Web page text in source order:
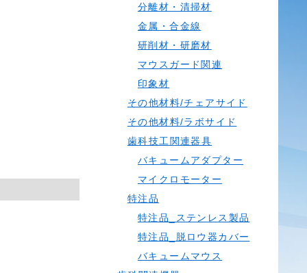
分離材・清掃材
金属・合金線
研削材・研磨材
マウスガード関連
印象材
その他材料/チェアサイド
その他材料/ラボサイド
歯科技工関連器具
バキュームアダプター
マイクロモーター
特注品
特注品_ステンレス製品
特注品_脱ロウ器カバー
バキュームマウス